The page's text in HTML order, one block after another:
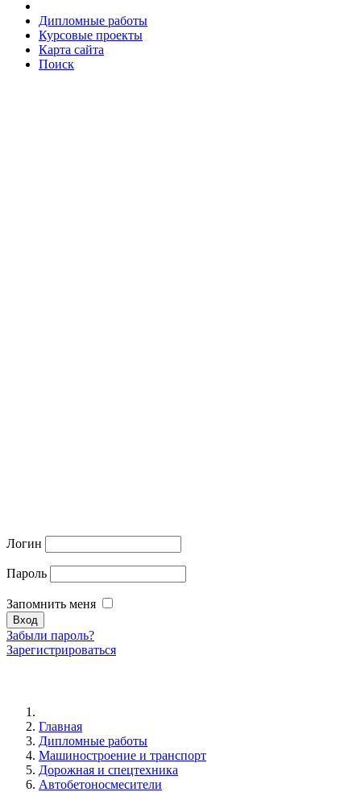
Дипломные работы
Курсовые проекты
Карта сайта
Поиск
Логин
Пароль
Запомнить меня
Забыли пароль?
Зарегистрироваться
Главная
Дипломные работы
Машиностроение и транспорт
Дорожная и спецтехника
Автобетоносмесители